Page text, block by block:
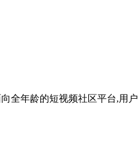
全年龄的短视频社区平台,用